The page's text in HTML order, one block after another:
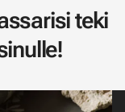
teki